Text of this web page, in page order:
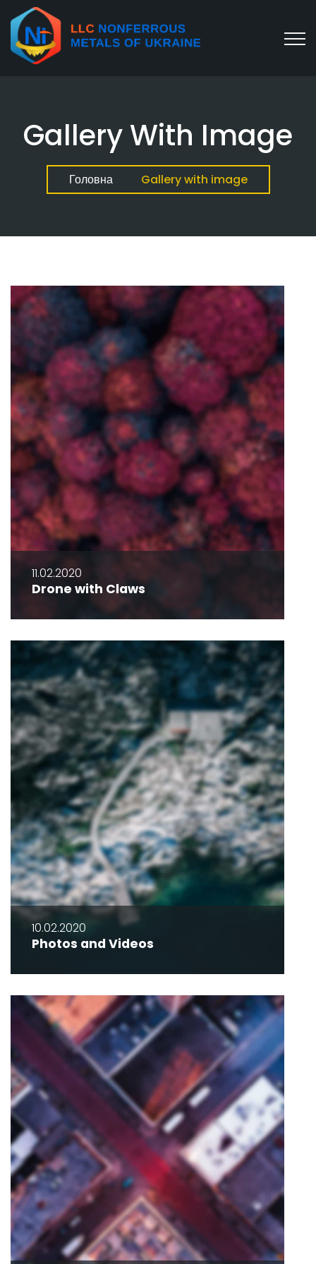
Gallery With Image
Головна Gallery with image
11.02.2020
Drone with Claws
10.02.2020
Photos and Videos